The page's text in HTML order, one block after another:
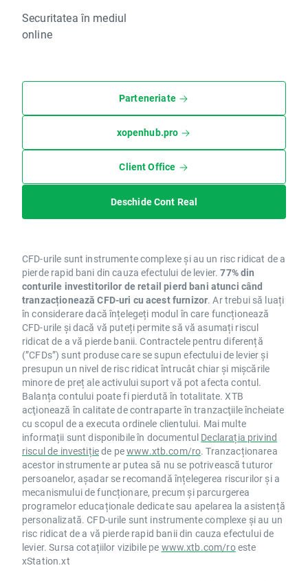
Securitatea în mediul
online
Parteneriate
xopenhub.pro
Client Office
Deschide Cont Real
CFD-urile sunt instrumente complexe și au un risc ridicat de a
pierde rapid bani din cauza efectului de levier.77% din
conturile investitorilor de retail pierd bani atunci când
tranzacționează CFD-uri cu acest furnizor. Ar trebui să luați
în considerare dacă înțelegeți modul în care funcționează
CFD-urile și dacă vă puteți permite să vă asumați riscul
ridicat de a vă pierde banii. Contractele pentru diferență
(”CFDs”) sunt produse care se supun efectului de levier și
presupun un nivel de risc ridicat întrucât chiar și mișcările
minore de preț ale activului suport vă pot afecta contul.
Balanța contului poate fi pierdută în totalitate. XTB
acţionează în calitate de contraparte în tranzacţiile încheiate
cu scopul de a executa ordinele clientului. Mai multe
informații sunt disponibile în documentul Declarația privind
riscul de investițiede pewww.xtb.com/ro. Tranzacționarea
acestor instrumente ar putea să nu se potrivească tuturor
persoanelor, așadar se recomandă înțelegerea riscurilor și a
mecanismului de funcționare, precum și parcurgerea
programelor educaționale dedicate sau apelarea la asistență
personalizată. CFD-urile sunt instrumente complexe și au un
risc ridicat de a vă pierde rapid banii din cauza efectului de
levier. Sursa cotațiilor vizibile pe www.xtb.com/roeste
xStation.xt